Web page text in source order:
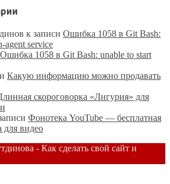
к записи Ошибка 1058 в Git Bash:
agent service
Ошибка 1058 в Git Bash: unable to start
Какую информацию можно продавать
скороговорка «Лигурия» для
Фонотека YouTube — бесплатная
для видео
- Как сделать свой сайт и